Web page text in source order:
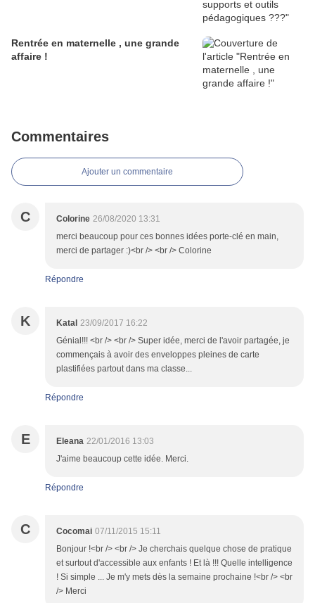
Rentrée en maternelle , une grande
affaire !
Commentaires
Ajouter un commentaire
C Colorine 26/08/2020 13:31
merci beaucoup pour ces bonnes idées porte-clé en main,
merci de partager :)<br /> <br /> Colorine
Répondre
K Katal 23/09/2017 16:22
Génial!!! <br /> <br /> Super idée, merci de l'avoir partagée, je
commençais à avoir des enveloppes pleines de carte
plastifiées partout dans ma classe...
Répondre
E Eleana 22/01/2016 13:03
J'aime beaucoup cette idée. Merci.
Répondre
C Cocomai 07/11/2015 15:11
Bonjour !<br /> <br /> Je cherchais quelque chose de pratique
et surtout d'accessible aux enfants ! Et là !!! Quelle intelligence
! Si simple ... Je m'y mets dès la semaine prochaine !<br /> <br
/> Merci